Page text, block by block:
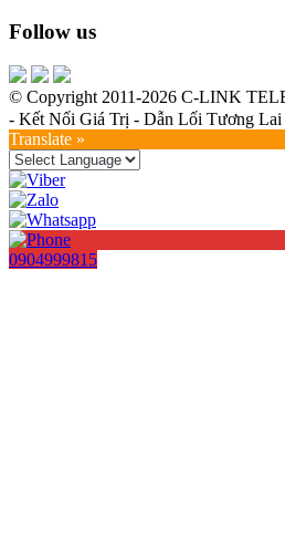
Follow us
© Copyright 2011-2026 C-LINK
- Kết Nối Giá Trị - Dẫn Lối Tương Lai
Translate »
0904999815